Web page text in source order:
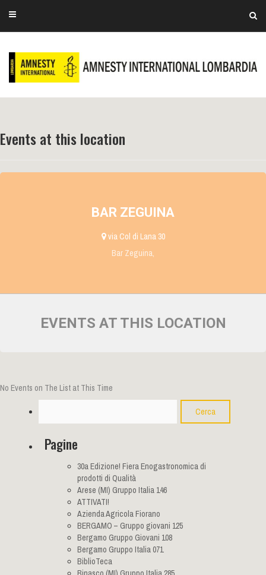
Events at this location
BAR ZEGUINA
via Col di Lana 30
Bar Zeguina,
EVENTS AT THIS LOCATION
No Events on The List at This Time
Pagine
30a Edizione! Fiera Enogastronomica di
prodotti di Qualità
Arese (MI) Gruppo Italia 146
ATTIVATI!
Azienda Agricola Fiorano
BERGAMO – Gruppo giovani 125
Bergamo Gruppo Giovani 108
Bergamo Gruppo Italia 071
BiblioTeca